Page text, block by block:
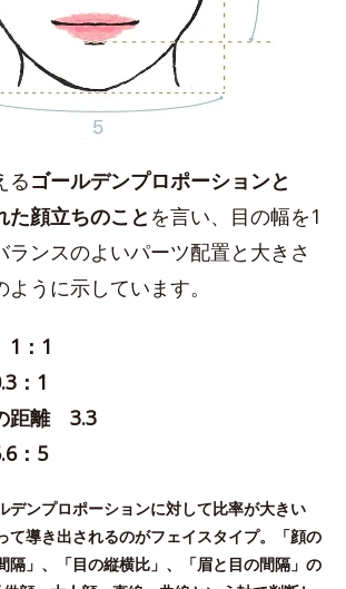
るゴールデンプロポーションと
た顔立ちのこと を言い、目の幅を1
ランスのよいパーツ配置と大きさ
うに示しています。
：1
：1
距離 3.3
：5
デンプロポーションに対して比率が大きい
て導き出されるのがフェイスタイプ。「顔の
隔」、「目の縦横比」、「眉と目の間隔」の